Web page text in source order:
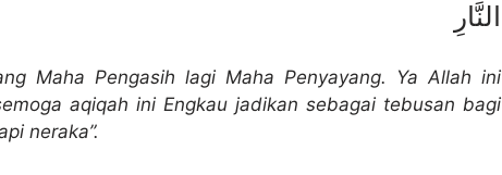
النَّارِ
Maha Pengasih lagi Maha Penyayang. Ya Allah ini
aqiqah ini Engkau jadikan sebagai tebusan bagi
neraka”.